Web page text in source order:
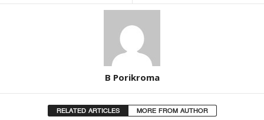
B Porikroma
RELATED ARTICLES MORE FROM AUTHOR